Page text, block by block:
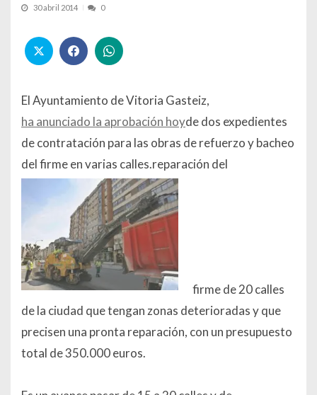
30 abril 2014 0
El Ayuntamiento de Vitoria Gasteiz,
ha anunciado la aprobación hoyde dos expedientes
de contratación para las obras de refuerzo y bacheo
del firme en varias calles.reparación del
firme de 20 calles
de la ciudad que tengan zonas deterioradas y que
precisen una pronta reparación, con un presupuesto
total de 350.000 euros.